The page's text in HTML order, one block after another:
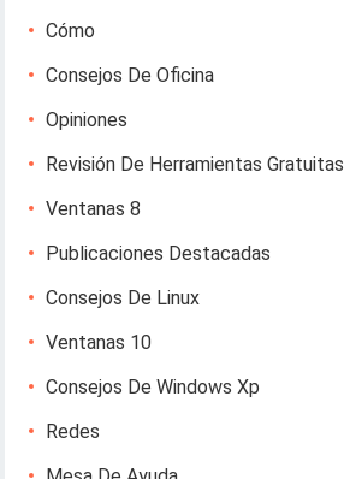
Cómo
Consejos De Oficina
Opiniones
Revisión De Herramientas Gratuitas
Ventanas 8
Publicaciones Destacadas
Consejos De Linux
Ventanas 10
Consejos De Windows Xp
Redes